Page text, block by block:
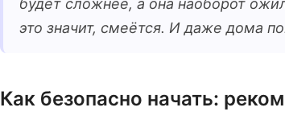
будет сложнее, а она наоборот
это значит, смеётся. И даже дома
Как безопасно начать: